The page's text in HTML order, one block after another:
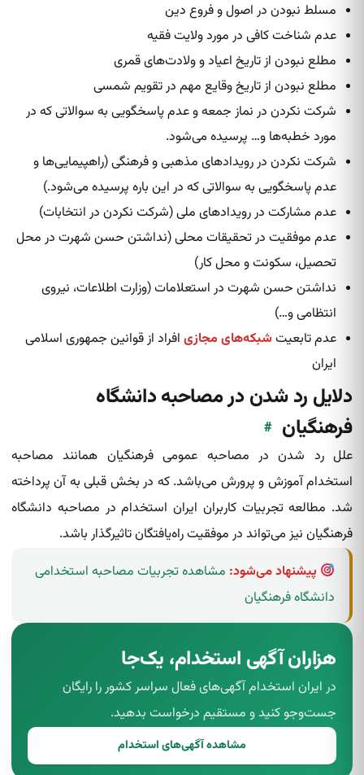
مسلط نبودن در اصول و فروع دین
عدم شناخت کافی در مورد ولایت فقیه
مطلع نبودن از تاریخ اعیاد و ولادت‌های قمری
مطلع نبودن از تاریخ وقایع مهم در تقویم شمسی
شرکت نکردن در نماز جمعه و عدم پاسخگویی به سوالاتی که در
مورد خطبه‌ها و… پرسیده‌ می‌شود.
شرکت نکردن در رویدادهای مذهبی و فرهنگی (راهپیمایی‌ها و
عدم پاسخگویی به سوالاتی که در این باره پرسیده‌ می‌شود.)
عدم مشارکت در رویدادهای ملی (شرکت نکردن در انتخابات)
عدم موفقیت در تحقیقات محلی (نداشتن حسن شهرت در محل
تحصیل، سکونت و محل کار)
نداشتن حسن شهرت در استعلامات (وزارت اطلاعات، نیروی
انتظامی و…)
عدم تابعیت شبکه‌های مجازی افراد از قوانین جمهوری اسلامی
ایران
دلایل رد شدن در مصاحبه دانشگاه
فرهنگیان #
علل رد شدن در مصاحبه عمومی فرهنگیان همانند مصاحبه
استخدام آموزش و پرورش می‌باشد. که در بخش قبلی به آن پرداخته‌
شد. مطالعه تجربیات کاربران ایران استخدام در مصاحبه دانشگاه
فرهنگیان نیز می‌تواند در موفقیت راه‌یافتگان تاثیرگذار باشد.
پیشنهاد می‌شود: مشاهده تجربیات مصاحبه استخدامی
دانشگاه فرهنگیان
هزاران آگهی استخدام، یک‌جا
در ایران استخدام آگهی‌های فعال سراسر کشور را رایگان
جست‌وجو کنید و مستقیم درخواست بدهید.
مشاهده آگهی‌های استخدام